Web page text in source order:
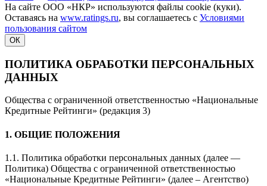
На сайте ООО «НКР» используются файлы cookie (куки).
Оставаясь на www.ratings.ru, вы соглашаетесь с Условиями
пользования сайтом
ОК
ПОЛИТИКА ОБРАБОТКИ ПЕРСОНАЛЬНЫХ
ДАННЫХ
Общества с ограниченной ответственностью «Национальные
Кредитные Рейтинги» (редакция 3)
1. ОБЩИЕ ПОЛОЖЕНИЯ
1.1. Политика обработки персональных данных (далее —
Политика) Общества с ограниченной ответственностью
«Национальные Кредитные Рейтинги» (далее – Агентство)